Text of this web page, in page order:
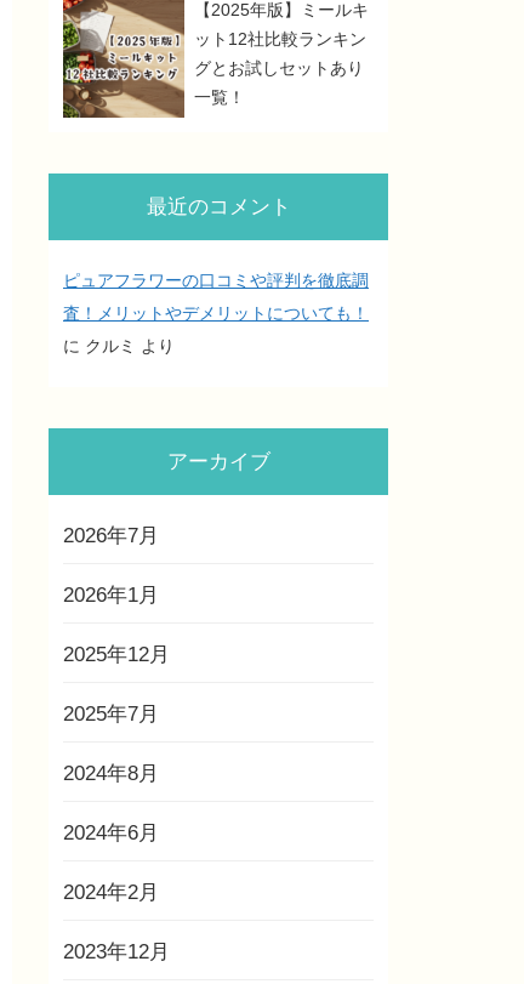
【2025年版】ミールキ
ット12社比較ランキン
グとお試しセットあり
一覧！
最近のコメント
ピュアフラワーの口コミや評判を徹底調
査！メリットやデメリットについても！
に クルミ より
アーカイブ
2026年7月
2026年1月
2025年12月
2025年7月
2024年8月
2024年6月
2024年2月
2023年12月